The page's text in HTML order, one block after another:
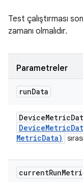
Test çalıştırması
zamanı olmalıdır.
Parametreler
runData
DeviceMetric
DeviceMetric
MetricData)
currentRun